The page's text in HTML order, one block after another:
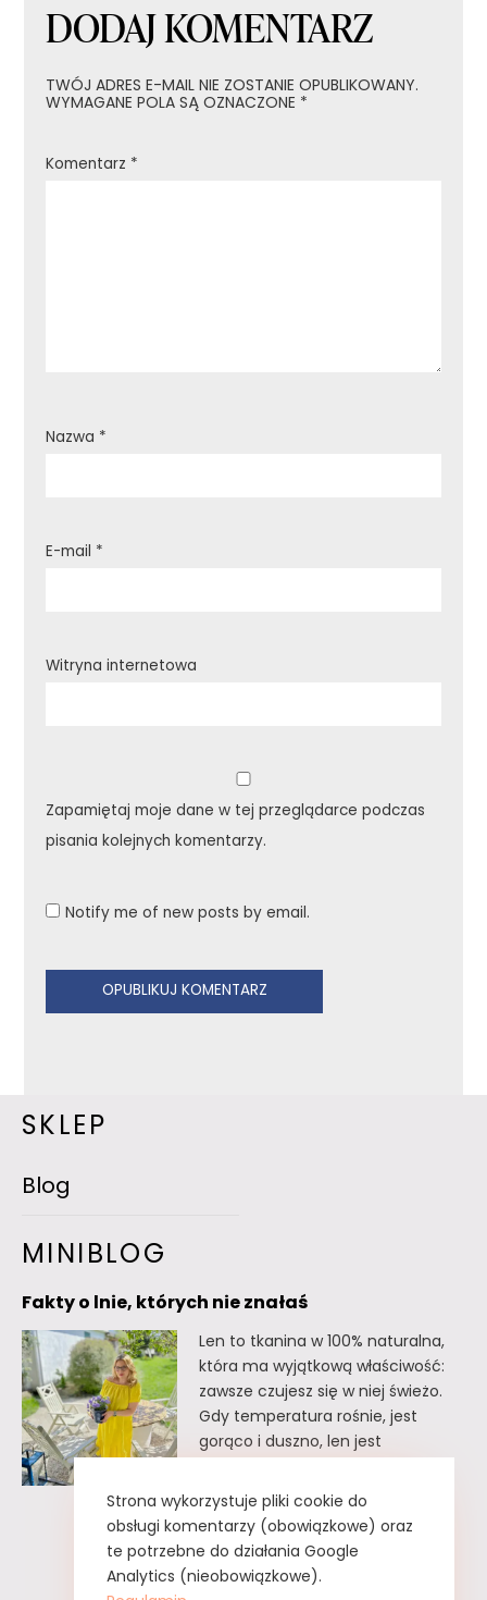
DODAJ KOMENTARZ
TWÓJ ADRES E-MAIL NIE ZOSTANIE OPUBLIKOWANY.
WYMAGANE POLA SĄ OZNACZONE *
Komentarz *
Nazwa *
E-mail *
Witryna internetowa
Zapamiętaj moje dane w tej przeglądarce podczas
pisania kolejnych komentarzy.
Notify me of new posts by email.
SKLEP
Blog
MINIBLOG
Fakty o lnie, których nie znałaś
Len to tkanina w 100% naturalna,
która ma wyjątkową właściwość:
zawsze czujesz się w niej świeżo.
Gdy temperatura rośnie, jest
gorąco i duszno, len jest
faktów o lnie, których
prawdopodobnie nie znałaś. Fakty
o lnie, których nie znałaś Lnu nie
trzeba prasować. Wystarczy tzw.
Strona wykorzystuje pliki cookie do
obsługi komentarzy (obowiązkowe) oraz
te potrzebne do działania Google
Analytics (nieobowiązkowe).